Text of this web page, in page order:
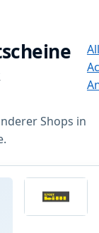
Shops in